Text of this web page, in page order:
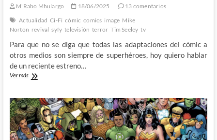
M'Rabo Mhulargo 18/06/2025
13 comentarios
Actualidad Ci-Fi cómic comics image Mike
Norton revival syfy televisión terror Tim Seeley tv
Para que no se diga que todas las adaptaciones del cómic a
otros medios son siempre de superhéroes, hoy quiero hablar
de un reciente estreno…
Ver másRevival,
de
Seeley
y
Norton
cobra